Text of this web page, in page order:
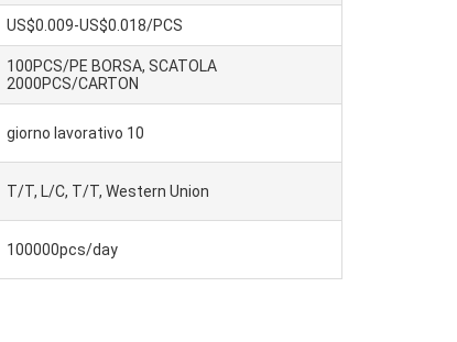
US$0.009-US$0.018/PCS
100PCS/PE BORSA, SCATOLA
2000PCS/CARTON
giorno lavorativo 10
T/T, L/C, T/T, Western Union
100000pcs/day